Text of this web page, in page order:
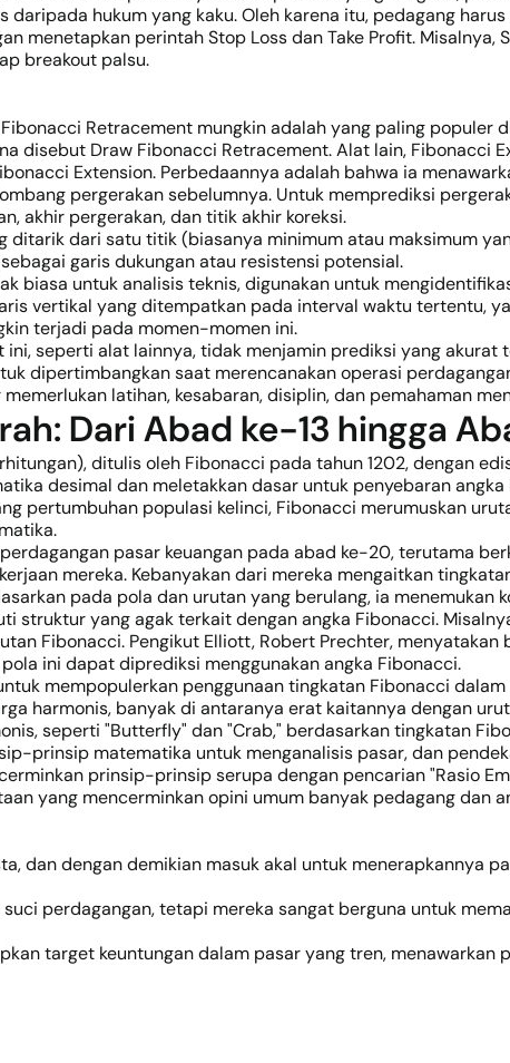
hukum yang kaku. Oleh karena itu, pedagang
menetapkan perintah Stop Loss dan Take Profit.
breakout palsu.
Retracement mungkin adalah yang paling populer
disebut Draw Fibonacci Retracement. Alat lain, Fibonacci
Extension. Perbedaannya adalah bahwa ia
pergerakan sebelumnya. Untuk memprediksi
akhir pergerakan, dan titik akhir koreksi.
ditarik dari satu titik (biasanya minimum atau maksimum
garis dukungan atau resistensi potensial.
biasa untuk analisis teknis, digunakan untuk
vertikal yang ditempatkan pada interval waktu tertentu,
terjadi pada momen-momen ini.
seperti alat lainnya, tidak menjamin prediksi yang akurat
dipertimbangkan saat merencanakan operasi
latihan, kesabaran, disiplin, dan pemahaman
Dari Abad ke-13 hingga
ditulis oleh Fibonacci pada tahun 1202, dengan
desimal dan meletakkan dasar untuk penyebaran
pertumbuhan populasi kelinci, Fibonacci merumuskan
pasar keuangan pada abad ke-20, terutama
mereka. Kebanyakan dari mereka mengaitkan
pada pola dan urutan yang berulang, ia menemukan
struktur yang agak terkait dengan angka Fibonacci.
Fibonacci. Pengikut Elliott, Robert Prechter,
ini dapat diprediksi menggunakan angka Fibonacci.
mempopulerkan penggunaan tingkatan Fibonacci
harmonis, banyak di antaranya erat kaitannya dengan
seperti "Butterfly" dan "Crab," berdasarkan tingkatan
prinsip matematika untuk menganalisis pasar, dan
prinsip-prinsip serupa dengan pencarian "Rasio
yang mencerminkan opini umum banyak pedagang dan
dan dengan demikian masuk akal untuk menerapkannya
perdagangan, tetapi mereka sangat berguna untuk
target keuntungan dalam pasar yang tren, menawarkan